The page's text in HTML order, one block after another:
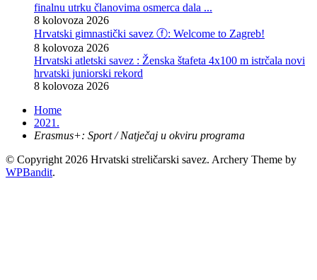
finalnu utrku članovima osmerca dala ...
8 kolovoza 2026
Hrvatski gimnastički savez ⓕ: Welcome to Zagreb!
8 kolovoza 2026
Hrvatski atletski savez : Ženska štafeta 4x100 m istrčala novi
hrvatski juniorski rekord
8 kolovoza 2026
Home
2021.
Erasmus+: Sport / Natječaj u okviru programa
© Copyright 2026 Hrvatski streličarski savez. Archery Theme by
WPBandit.